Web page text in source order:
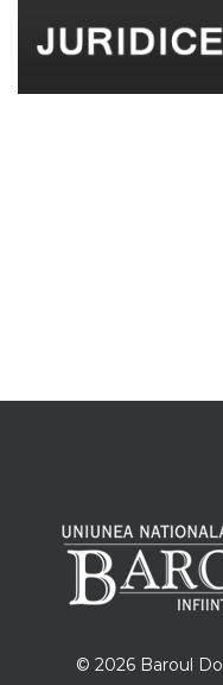
© 2026 Baroul